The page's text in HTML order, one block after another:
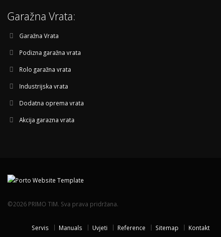
Garažna Vrata:
Garažna Vrata
Podizna garažna vrata
Rolo garažna vrata
Industrijska vrata
Dodatna oprema vrata
Akcija garazna vrata
©2026 PRIMO TIM. Sva prava pridržana.
Servis Manuals Uvjeti Reference Sitemap Kontakt